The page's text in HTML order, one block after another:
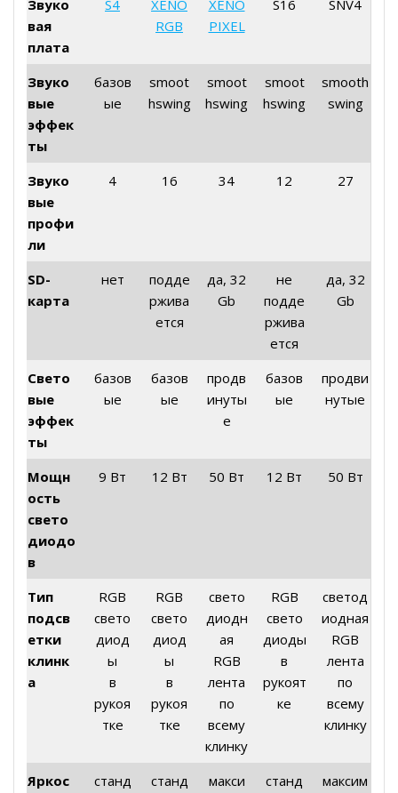
Звуко
вая
плата
S4
XENO
RGB
XENO
PIXEL
S16 SNV4
Звуко
вые
эффек
ты
базов
ые
smoot
hswing
smoot
hswing
smoot
hswing
smooth
swing
Звуко
вые
профи
ли
4 16 34 12 27
SD-
карта
нет
подде
ржива
ется
да, 32
Gb
не
подде
ржива
ется
да, 32
Gb
Свето
вые
эффек
ты
базов
ые
базов
ые
продв
инуты
е
базов
ые
продви
нутые
Мощн
ость
свето
диодо
в
9 Вт 12 Вт 50 Вт 12 Вт 50 Вт
Тип
подсв
етки
клинк
а
RGB
свето
диод
ы
в
рукоя
тке
RGB
свето
диод
ы
в
рукоя
тке
свето
диодн
ая
RGB
лента
по
всему
клинку
RGB
свето
диоды
в
рукоят
ке
светод
иодная
RGB
лента
по
всему
клинку
Яркос
станд
станд
макси
станд
максим